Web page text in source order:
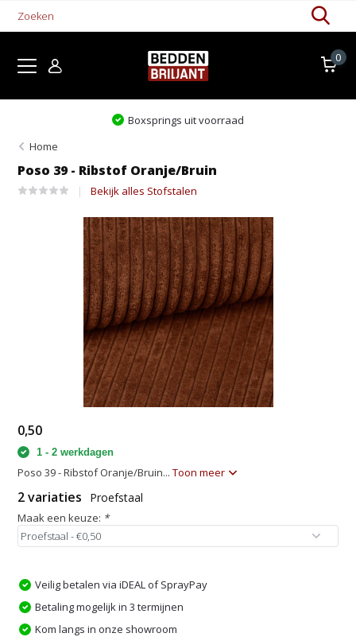
0
Levertijd 1-5 werkdagen
Home
Poso 39 - Ribstof Oranje/Bruin
Bekijk alles Stofstalen
0,50
1 - 2 werkdagen
Poso 39 - Ribstof Oranje/Bruin...Toon meer
2 variaties Proefstaal
Maak een keuze: *
Veilig betalen via iDEAL of SprayPay
Betaling mogelijk in 3 termijnen
Kom langs in onze showroom